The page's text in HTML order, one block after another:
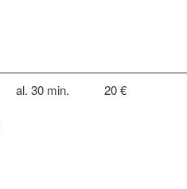
al. 30 min. 20 €